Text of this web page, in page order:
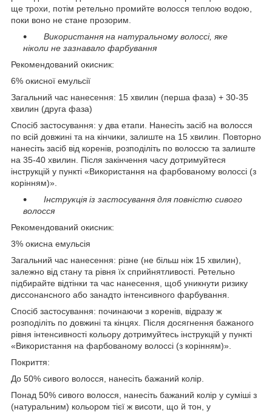
ще трохи, потім ретельно промийте волосся теплою водою,
поки воно не стане прозорим.
Використання на натуральному волоссі, яке
ніколи не зазнавало фарбування
Рекомендований окисник:
6% окисної емульсії
Загальний час нанесення: 15 хвилин (перша фаза) + 30-35
хвилин (друга фаза)
Спосіб застосування: у два етапи. Нанесіть засіб на волосся
по всій довжині та на кінчики, залиште на 15 хвилин. Повторно
нанесіть засіб від коренів, розподіліть по волоссю та залиште
на 35-40 хвилин. Після закінчення часу дотримуйтеся
інструкцій у пункті «Використання на фарбованому волоссі (з
корінням)».
Інструкція із застосування для повністю сивого
волосся
Рекомендований окисник:
3% окисна емульсія
Загальний час нанесення: різне (не більш ніж 15 хвилин),
залежно від стану та рівня їх сприйнятливості. Ретельно
підбирайте відтінки та час нанесення, щоб уникнути ризику
диссонансного або занадто інтенсивного фарбування.
Спосіб застосування: починаючи з коренів, відразу ж
розподіліть по довжині та кінцях. Після досягнення бажаного
рівня інтенсивності кольору дотримуйтесь інструкцій у пункті
«Використання на фарбованому волоссі (з корінням)».
Покриття:
До 50% сивого волосся, нанесіть бажаний колір.
Понад 50% сивого волосся, нанесіть бажаний колір у суміші з
(натуральним) кольором тієї ж висоти, що й тон, у